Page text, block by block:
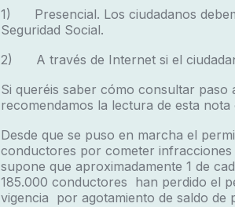
1) Presencial. Los ciudadanos
Seguridad Social.
2) A través de Internet si el
Si queréis saber cómo consultar
recomendamos la lectura de esta nota
Desde que se puso en marcha el
conductores por cometer
supone que aproximadamente 1 de
185.000 conductores han perdido el
vigencia por agotamiento de saldo de